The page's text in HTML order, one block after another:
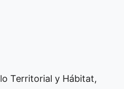
Territorial y Hábitat,